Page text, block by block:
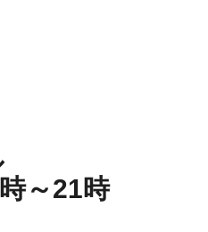
～21時